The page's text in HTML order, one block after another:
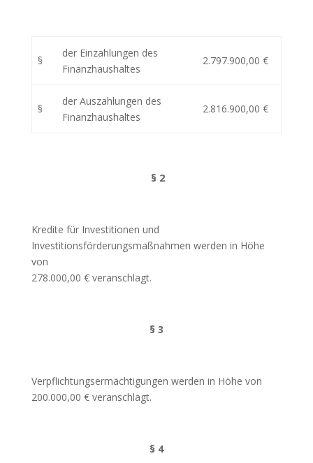
§
der Einzahlungen des
Finanzhaushaltes
2.797.900,00 €
§
der Auszahlungen des
Finanzhaushaltes
2.816.900,00 €
§ 2
Kredite für Investitionen und
Investitionsförderungsmaßnahmen werden in Höhe
von
278.000,00 € veranschlagt.
§ 3
Verpflichtungsermächtigungen werden in Höhe von
200.000,00 € veranschlagt.
§ 4